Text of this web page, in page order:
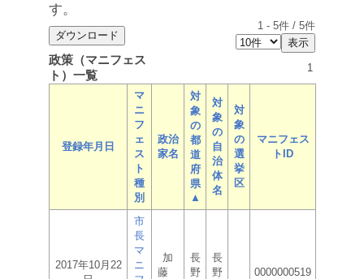
す。
1 - 5件 / 5件
政策（マニフェス
ト）一覧
1
登録年月日
マ
ニ
フ
ェ
ス
ト
種
別
政治
家名
対
象
の
都
道
府
県
▲
対
象
の
自
治
体
名
対
象
の
選
挙
区
マニフェス
トID
2017年10月22
市
長
マ
ニ
加
藤
長
野
長
野
0000000519